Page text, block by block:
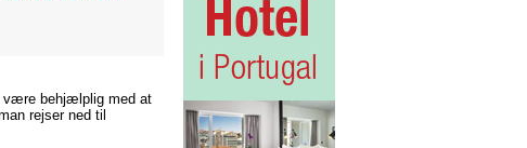
være behjælplig med at
rejser ned til